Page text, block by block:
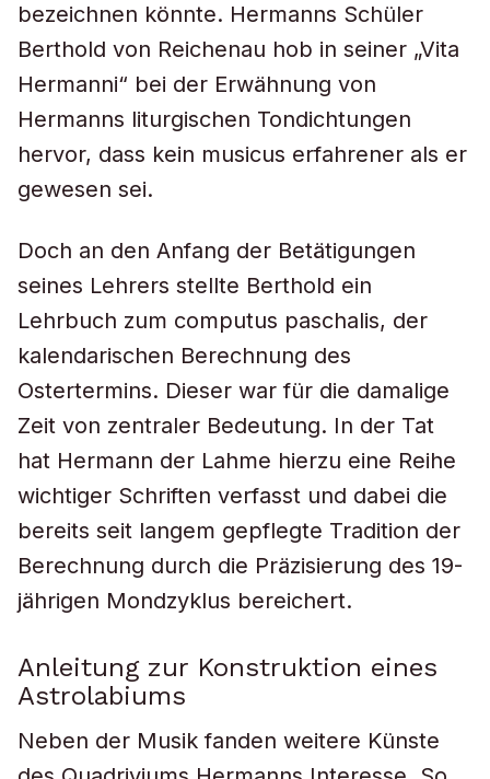
bezeichnen könnte. Hermanns Schüler
Berthold von Reichenau hob in seiner „Vita
Hermanni“ bei der Erwähnung von
Hermanns liturgischen Tondichtungen
hervor, dass kein musicus erfahrener als er
gewesen sei.
Doch an den Anfang der Betätigungen
seines Lehrers stellte Berthold ein
Lehrbuch zum computus paschalis, der
kalendarischen Berechnung des
Ostertermins. Dieser war für die damalige
Zeit von zentraler Bedeutung. In der Tat
hat Hermann der Lahme hierzu eine Reihe
wichtiger Schriften verfasst und dabei die
bereits seit langem gepflegte Tradition der
Berechnung durch die Präzisierung des 19-
jährigen Mondzyklus bereichert.
Anleitung zur Konstruktion eines
Astrolabiums
Neben der Musik fanden weitere Künste